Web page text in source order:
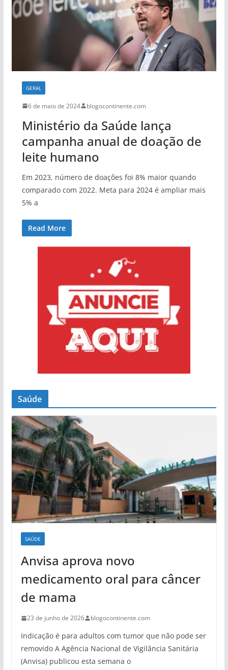
GERAL
6 de maio de 2024 blogocontinente.com
Ministério da Saúde lança
campanha anual de doação de
leite humano
Em 2023, número de doações foi 8% maior quando
comparado com 2022. Meta para 2024 é ampliar mais
5% a
Read More
Saúde
SAÚDE
Anvisa aprova novo
medicamento oral para câncer
de mama
23 de junho de 2026 blogocontinente.com
Indicação é para adultos com tumor que não pode ser
removido A Agência Nacional de Vigilância Sanitária
(Anvisa) publicou esta semana o